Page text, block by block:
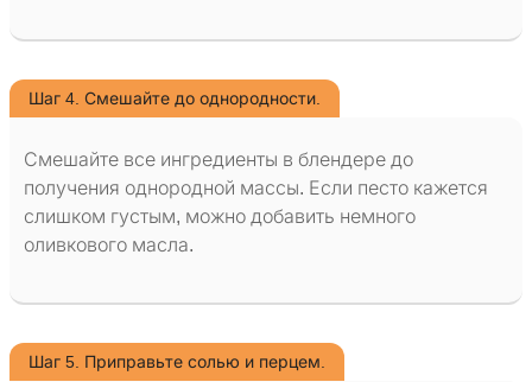
Шаг 4. Смешайте до однородности.
Смешайте все ингредиенты в блендере до
получения однородной массы. Если песто кажется
слишком густым, можно добавить немного
оливкового масла.
Шаг 5. Приправьте солью и перцем.